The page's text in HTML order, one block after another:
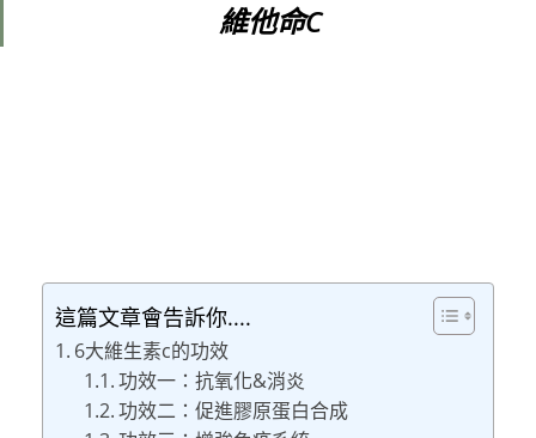
維他命C
這篇文章會告訴你....
6大維生素c的功效
功效一：抗氧化&消炎
功效二：促進膠原蛋白合成